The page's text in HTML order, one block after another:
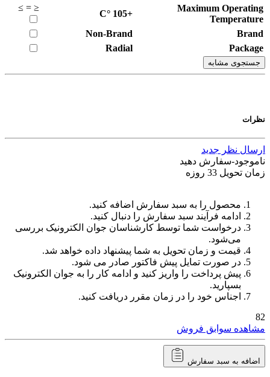
Maximum Operating
Temperature
+105
°C
≤
=
≥
Brand
Non-Brand
Package
Radial
جستجوی مشابه
نظرات
ارسال نظر جدید
ناموجود-سفارش دهید
زمان تحویل 33 روزه
محصول را به سبد سفارش اضافه کنید.
ادامه فرآیند سبد سفارش را دنبال کنید.
درخواست شما توسط کارشناسان جوان الکترونیک بررسی
می‌شود.
قیمت و زمان تحویل به شما پیشنهاد داده خواهد شد.
در صورت تمایل پیش فاکتور صادر می شود.
پیش پرداخت را واریز کنید و ادامه کار را به جوان الکترونیک
بسپارید.
اجناس خود را در زمان مقرر دریافت کنید.
82
مشاهده سوابق فروش
اضافه به سبد سفارش